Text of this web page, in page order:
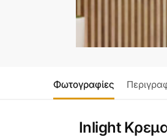
Φωτογραφίες
Inlight